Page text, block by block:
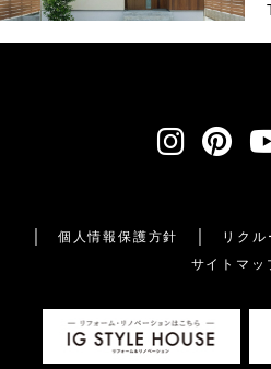
個人情報保護方針 リクル
サイトマッ